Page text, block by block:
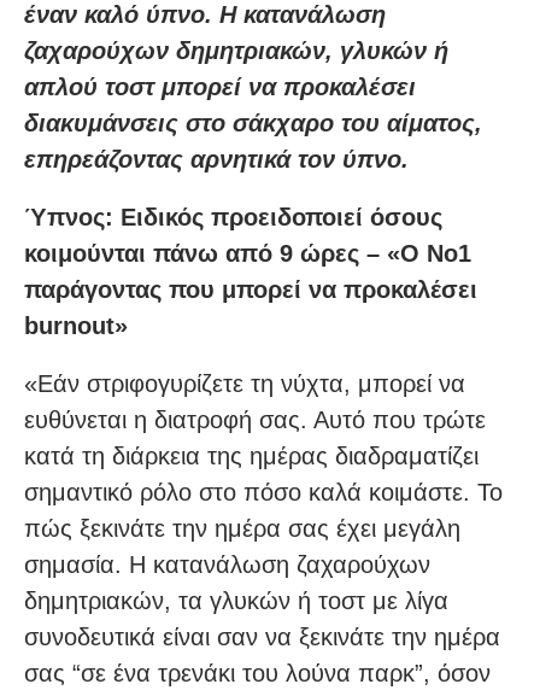
έναν καλό ύπνο. Η κατανάλωση
ζαχαρούχων δημητριακών, γλυκών ή
απλού τοστ μπορεί να προκαλέσει
διακυμάνσεις στο σάκχαρο του αίματος,
επηρεάζοντας αρνητικά τον ύπνο.
Ύπνος: Ειδικός προειδοποιεί όσους
κοιμούνται πάνω από 9 ώρες – «Ο Νο1
παράγοντας που μπορεί να προκαλέσει
burnout»
«Εάν στριφογυρίζετε τη νύχτα, μπορεί να
ευθύνεται η διατροφή σας. Αυτό που τρώτε
κατά τη διάρκεια της ημέρας διαδραματίζει
σημαντικό ρόλο στο πόσο καλά κοιμάστε. Το
πώς ξεκινάτε την ημέρα σας έχει μεγάλη
σημασία. Η κατανάλωση ζαχαρούχων
δημητριακών, τα γλυκών ή τοστ με λίγα
συνοδευτικά είναι σαν να ξεκινάτε την ημέρα
σας “σε ένα τρενάκι του λούνα παρκ”, όσον